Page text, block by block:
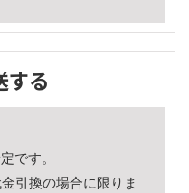
する
です。
引換の場合に限りま